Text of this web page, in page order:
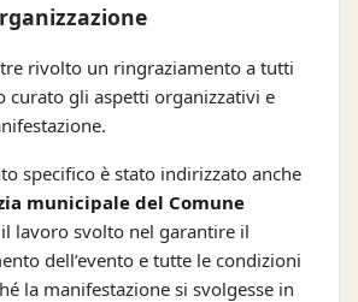
rivolto un ringraziamento a tutti
curato gli aspetti organizzativi e
specifico è stato indirizzato anche
municipale del Comune
il lavoro svolto nel garantire il
dell’evento e tutte le condizioni
la manifestazione si svolgesse in